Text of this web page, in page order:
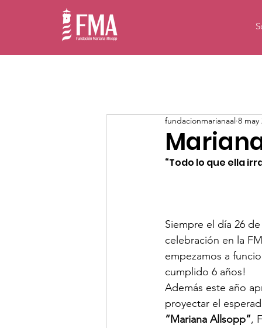
fundacionmarianaal 8 may
“Todo lo que ella
Siempre el día 26
celebración en la
empezamos a
cumplido 6 años!
Además este año
proyectar el
“Mariana Allsopp”,